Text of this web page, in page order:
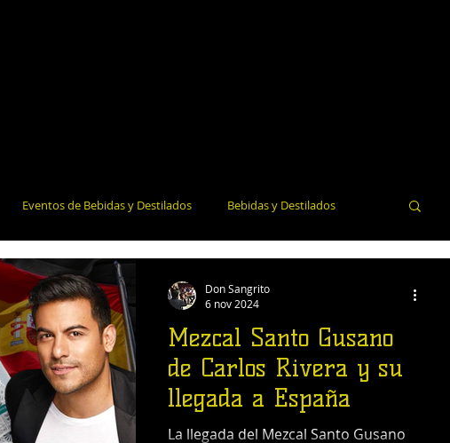
Eventos de Bebidas y Destilados Bebidas y Destilados
Bares y Restaurantes
Mezcal Santo Gusano
de Carlos Rivera y su
llegada a España
La llegada del Mezcal Santo Gusano
Don Sangrito
6 nov 2024